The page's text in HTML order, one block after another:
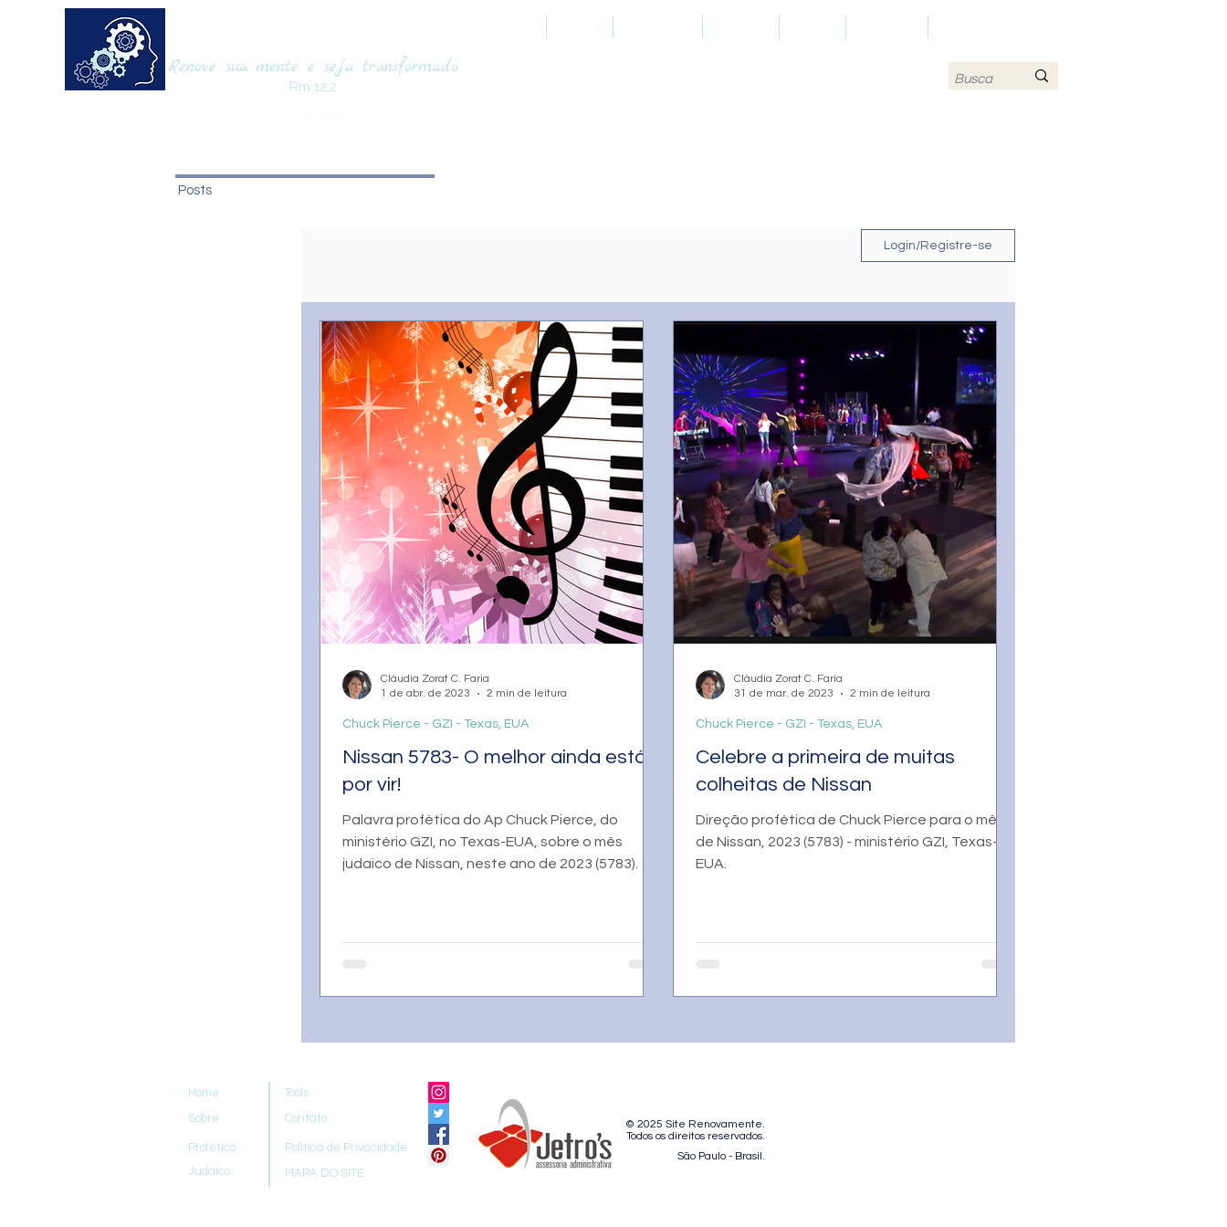
Renove sua mente e seja transformado
Rm 12.2
Posts
Login/Registre-se
Nissan 5783- O melhor ainda está
por vir!
Palavra profética do Ap Chuck Pierce, do
ministério GZI, no Texas-EUA, sobre o mês
judaico de Nissan, neste ano de 2023 (5783).
Chuck Pierce - GZI - Texas, EUA
Cláudia Zorat C. Faria
1 de abr. de 2023
2 min de leitura
Celebre a primeira de muitas
colheitas de Nissan
Direção profética de Chuck Pierce para o mês
de Nissan, 2023 (5783) - ministério GZI, Texas-
EUA.
Chuck Pierce - GZI - Texas, EUA
Cláudia Zorat C. Faria
31 de mar. de 2023
2 min de leitura
Home
Sobre
Profético
Judaico
Tools
Contato
Política de Privacidade
MAPA DO SITE
© 2025 Site Renovamente.
Todos os direitos reservados.
São Paulo - Brasil.